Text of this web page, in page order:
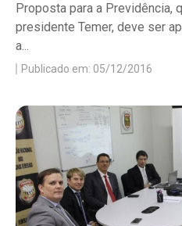
Proposta para a Previdência,
presidente Temer, deve ser
a...
Publicado em: 05/12/2016